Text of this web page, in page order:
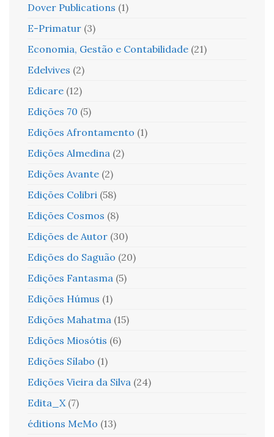
Dover Publications (1)
E-Primatur (3)
Economia, Gestão e Contabilidade (21)
Edelvives (2)
Edicare (12)
Edições 70 (5)
Edições Afrontamento (1)
Edições Almedina (2)
Edições Avante (2)
Edições Colibri (58)
Edições Cosmos (8)
Edições de Autor (30)
Edições do Saguão (20)
Edições Fantasma (5)
Edições Húmus (1)
Edições Mahatma (15)
Edições Miosótis (6)
Edições Sílabo (1)
Edições Vieira da Silva (24)
Edita_X (7)
éditions MeMo (13)